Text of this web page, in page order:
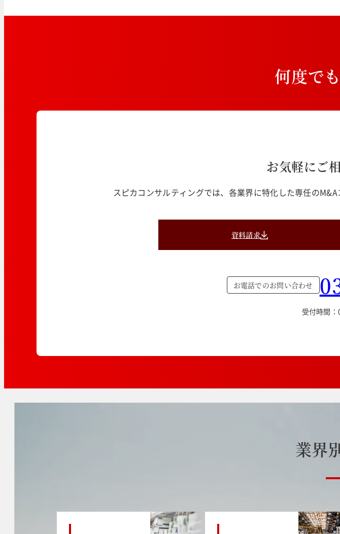
何度でも
お気軽にご
スピカコンサルティングでは、各業界に特化した専任の
資料請求
お電話でのお問い合わせ
受付時間
業界